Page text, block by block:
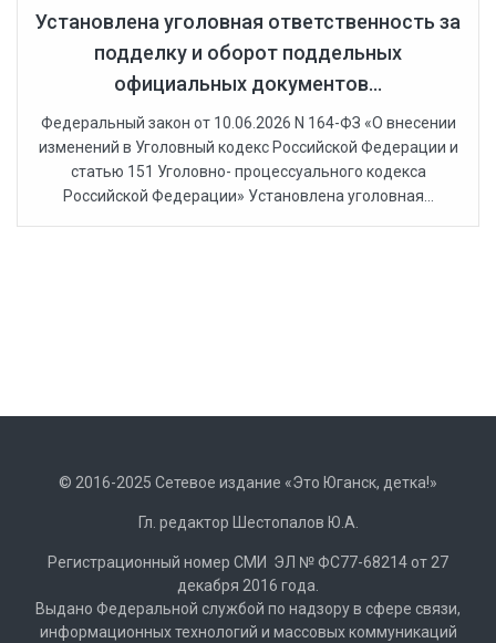
Установлена уголовная ответственность за
подделку и оборот поддельных
официальных документов...
Федеральный закон от 10.06.2026 N 164-ФЗ «О внесении
изменений в Уголовный кодекс Российской Федерации и
статью 151 Уголовно- процессуального кодекса
Российской Федерации» Установлена уголовная...
© 2016-2025 Сетевое издание «Это Юганск, детка!»
Гл. редактор Шестопалов Ю.А.
Регистрационный номер СМИ ЭЛ № ФС77-68214 от 27
декабря 2016 года.
Выдано Федеральной службой по надзору в сфере связи,
информационных технологий и массовых коммуникаций